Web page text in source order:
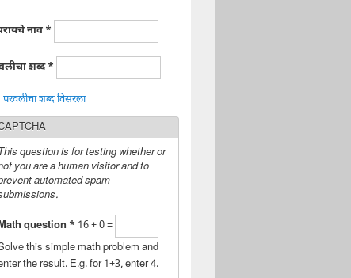
नाव *
शब्द*
परवलीचा शब्द विसरला
question is for testing whether or
you are a human visitor and to
automated spam
question * 16 + 0 =
this simple math problem and
the result. E.g. for 1+3, enter 4.